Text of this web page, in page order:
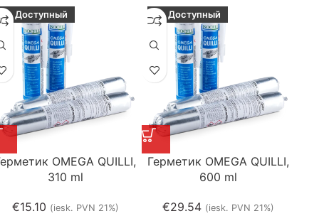
Доступный
OMEGA QUILLI,
310 ml
€15.10 (iesk. PVN 21%)
Доступный
Герметик OMEGA QUILLI,
600 ml
€29.54 (iesk. PVN 21%)